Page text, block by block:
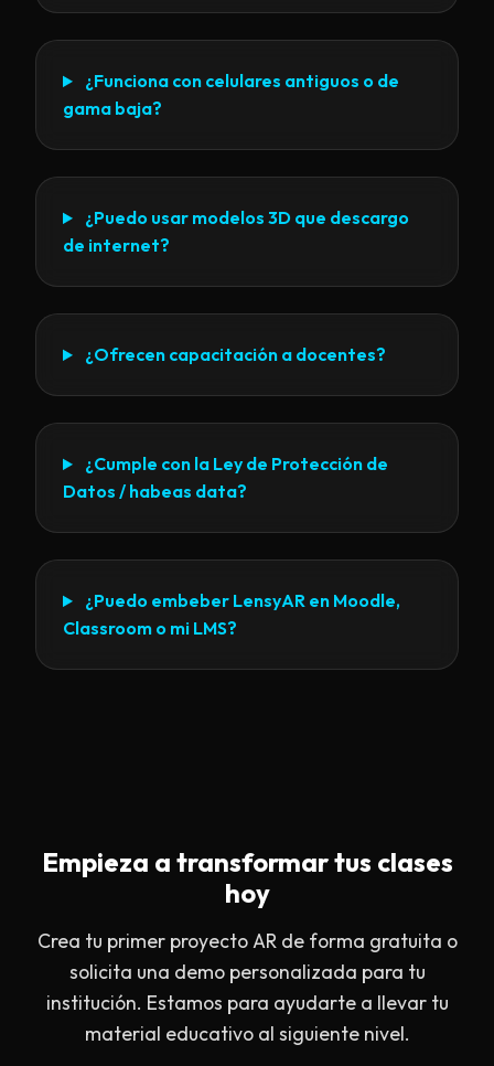
¿Funciona con celulares antiguos o de
gama baja?
¿Puedo usar modelos 3D que descargo
de internet?
¿Ofrecen capacitación a docentes?
¿Cumple con la Ley de Protección de
Datos / habeas data?
¿Puedo embeber LensyAR en Moodle,
Classroom o mi LMS?
Empieza a transformar tus clases
hoy
Crea tu primer proyecto AR de forma gratuita o
solicita una demo personalizada para tu
institución. Estamos para ayudarte a llevar tu
material educativo al siguiente nivel.